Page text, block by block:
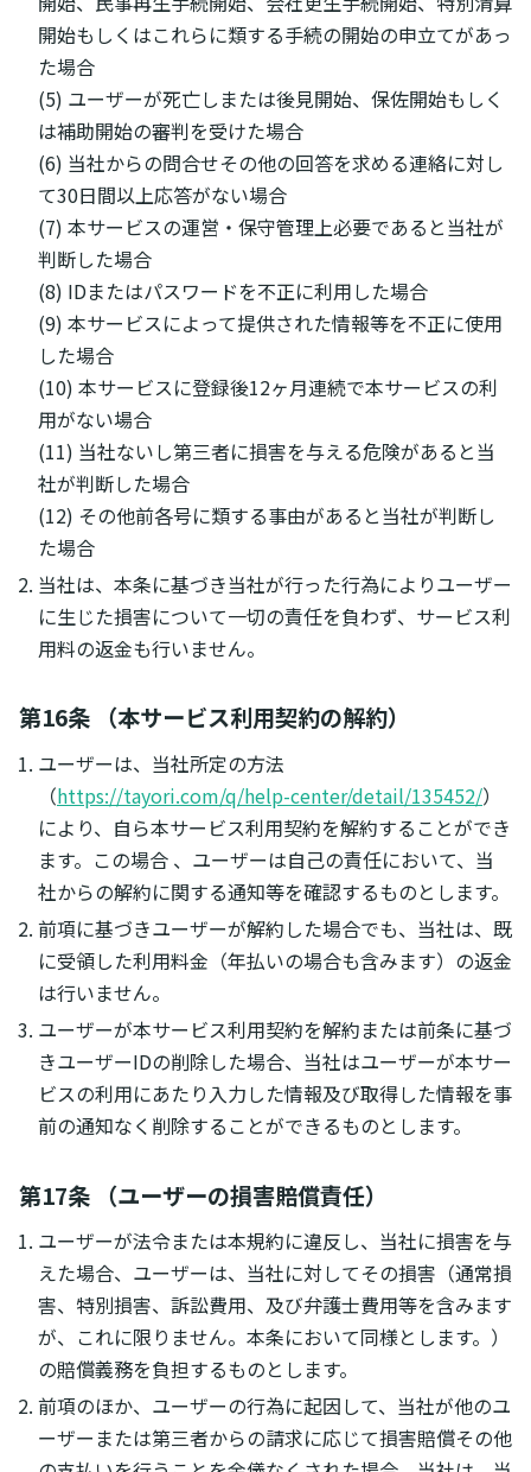
開始もしくはこれらに類する手続の開始の申立てがあっ
た場合
(5) ユーザーが死亡しまたは後見開始、保佐開始もしく
は補助開始の審判を受けた場合
(6) 当社からの問合せその他の回答を求める連絡に対し
て30日間以上応答がない場合
(7) 本サービスの運営・保守管理上必要であると当社が
判断した場合
(8) IDまたはパスワードを不正に利用した場合
(9) 本サービスによって提供された情報等を不正に使用
した場合
(10) 本サービスに登録後12ヶ月連続で本サービスの利
用がない場合
(11) 当社ないし第三者に損害を与える危険があると当
社が判断した場合
(12) その他前各号に類する事由があると当社が判断し
た場合
当社は、本条に基づき当社が行った行為によりユーザー
に生じた損害について一切の責任を負わず、サービス利
用料の返金も行いません。
第16条 （本サービス利用契約の解約）
ユーザーは、当社所定の方法
（https://tayori.com/q/help-center/detail/135452/）
により、自ら本サービス利用契約を解約することができ
ます。この場合 、ユーザーは自己の責任において、当
社からの解約に関する通知等を確認するものとします。
前項に基づきユーザーが解約した場合でも、当社は、既
に受領した利用料金（年払いの場合も含みます）の返金
は行いません。
ユーザーが本サービス利用契約を解約または前条に基づ
きユーザーIDの削除した場合、当社はユーザーが本サー
ビスの利用にあたり入力した情報及び取得した情報を事
前の通知なく削除することができるものとします。
第17条 （ユーザーの損害賠償責任）
ユーザーが法令または本規約に違反し、当社に損害を与
えた場合、ユーザーは、当社に対してその損害（通常損
害、特別損害、訴訟費用、及び弁護士費用等を含みます
が、これに限りません。本条において同様とします。）
の賠償義務を負担するものとします。
前項のほか、ユーザーの行為に起因して、当社が他のユ
ーザーまたは第三者からの請求に応じて損害賠償その他